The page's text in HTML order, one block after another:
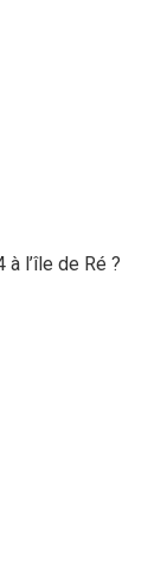
l’île de Ré ?